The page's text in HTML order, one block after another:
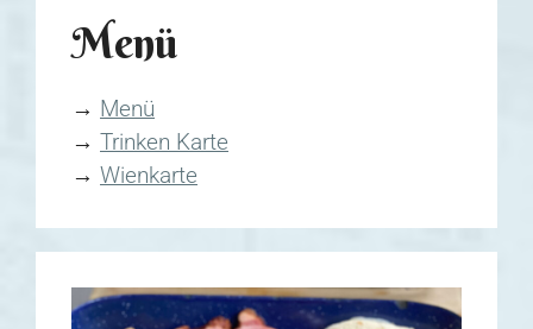
Menü
→ Menü
→ Trinken Karte
→ Wienkarte